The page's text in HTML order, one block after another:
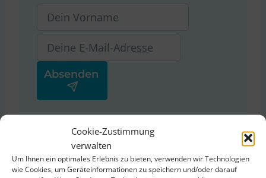
Cookie-Zustimmung
verwalten
Um Ihnen ein optimales Erlebnis zu bieten, verwenden wir Technologien
wie Cookies, um Geräteinformationen zu speichern und/oder darauf
Datenschutzerklärungvon
ThinkStartup zu.